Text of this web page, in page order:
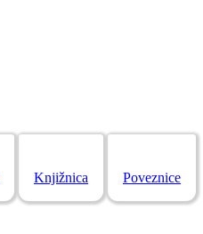
Poveznice
Knjižnica